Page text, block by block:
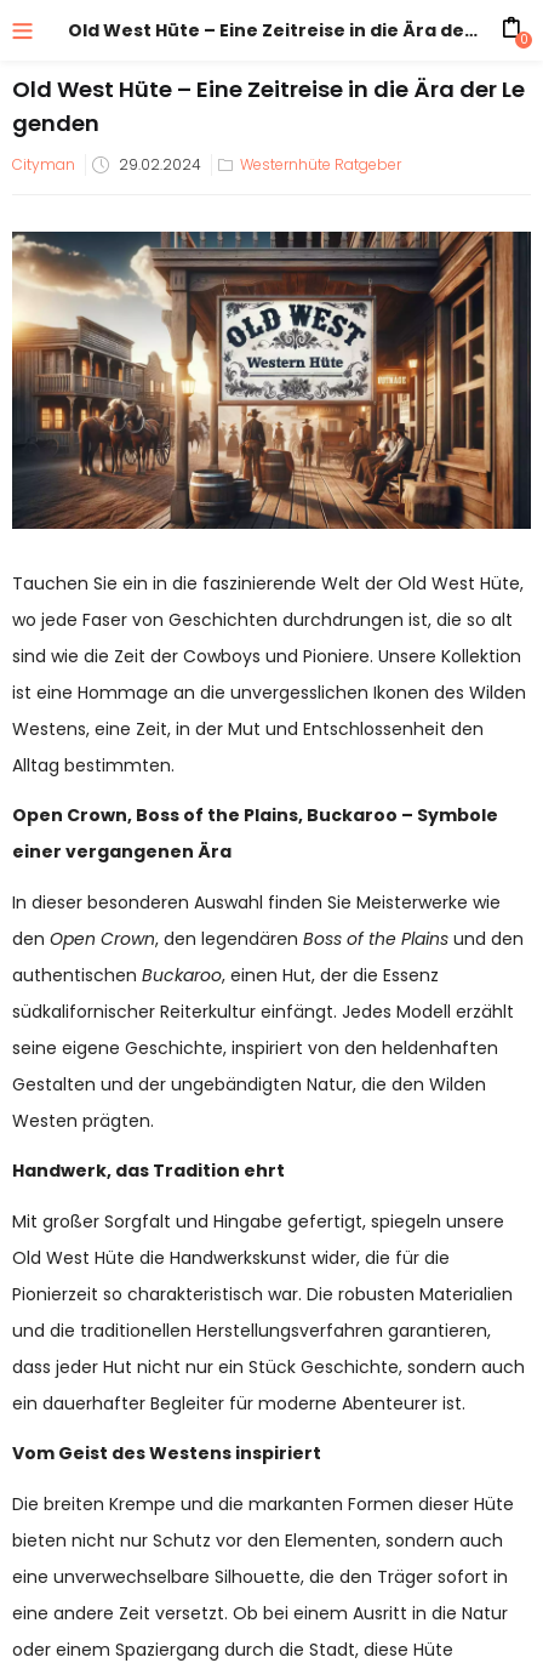
Old West Hüte – Eine Zeitreise in die Ära der Legenden 0
Old West Hüte – Eine Zeitreise in die Ära der Le
genden
Cityman
Veröffentlicht
29.02.2024 Westernhüte Ratgeber
Tauchen Sie ein in die faszinierende Welt der Old West Hüte,
wo jede Faser von Geschichten durchdrungen ist, die so alt
sind wie die Zeit der Cowboys und Pioniere. Unsere Kollektion
ist eine Hommage an die unvergesslichen Ikonen des Wilden
Westens, eine Zeit, in der Mut und Entschlossenheit den
Alltag bestimmten.
Open Crown, Boss of the Plains, Buckaroo – Symbole
einer vergangenen Ära
In dieser besonderen Auswahl finden Sie Meisterwerke wie
den Open Crown, den legendären Boss of the Plains und den
authentischen Buckaroo, einen Hut, der die Essenz
südkalifornischer Reiterkultur einfängt. Jedes Modell erzählt
seine eigene Geschichte, inspiriert von den heldenhaften
Gestalten und der ungebändigten Natur, die den Wilden
Westen prägten.
Handwerk, das Tradition ehrt
Mit großer Sorgfalt und Hingabe gefertigt, spiegeln unsere
Old West Hüte die Handwerkskunst wider, die für die
Pionierzeit so charakteristisch war. Die robusten Materialien
und die traditionellen Herstellungsverfahren garantieren,
dass jeder Hut nicht nur ein Stück Geschichte, sondern auch
ein dauerhafter Begleiter für moderne Abenteurer ist.
Vom Geist des Westens inspiriert
Die breiten Krempe und die markanten Formen dieser Hüte
bieten nicht nur Schutz vor den Elementen, sondern auch
eine unverwechselbare Silhouette, die den Träger sofort in
eine andere Zeit versetzt. Ob bei einem Ausritt in die Natur
oder einem Spaziergang durch die Stadt, diese Hüte